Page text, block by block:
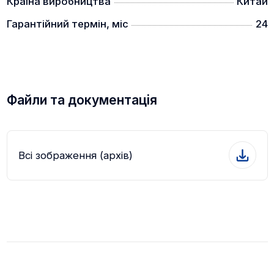
Прилад запускається протягом 3 секунд після
натиснення кнопки живлення.
Гарантійний термін, міс
24
Файли та документація
Всі зображення (архів)